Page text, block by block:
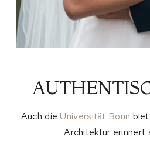
Auch die Universität Bonn
Architektur erinnert